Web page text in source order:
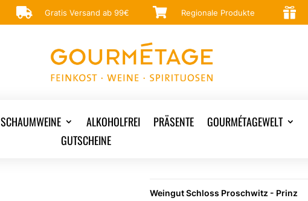
 Gratis Versand ab 99€  Regionale Produkte 
SCHAUMWEINE ALKOHOLFREI PRÄSENTE GOURMÉTAGEWELT
GUTSCHEINE
Weingut Schloss Proschwitz - Prinz